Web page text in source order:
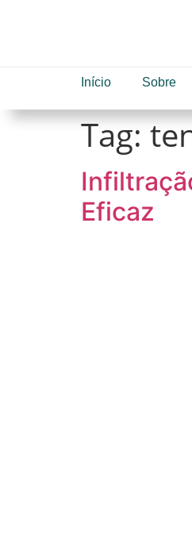
Início Sobre
Tag:
Eficaz